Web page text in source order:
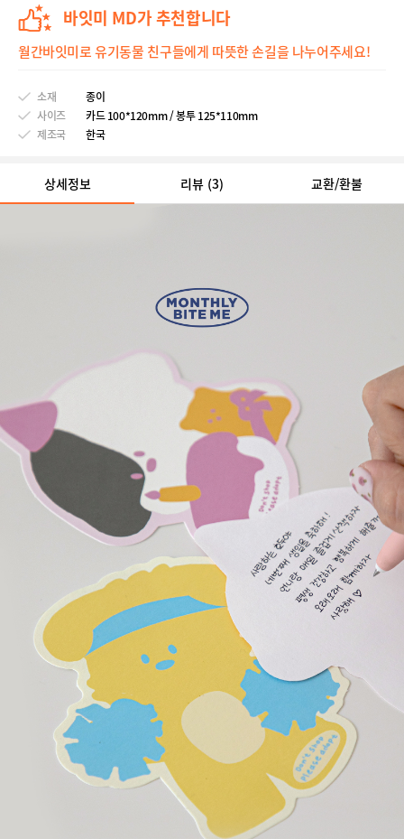
바잇미 MD가 추천합니다
월간바잇미로 유기동물 친구들에게 따뜻한 손길을 나누어주세요!
소재
종이
사이즈
카드 100*120mm / 봉투 125*110mm
제조국
한국
상세정보 리뷰 (3) 교환/환불